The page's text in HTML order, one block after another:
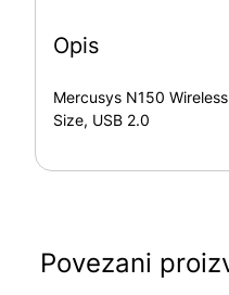
Opis
Mercusys N150
Size, USB 2.0
Povezani